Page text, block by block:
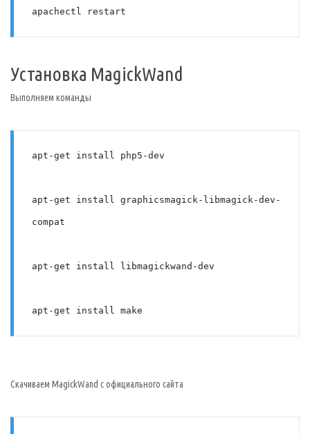
apachectl restart
Установка MagickWand
Выполняем команды
apt-get install php5-dev
apt-get install graphicsmagick-libmagick-dev-
compat
apt-get install libmagickwand-dev
apt-get install make
Скачиваем MagickWand с официального сайта